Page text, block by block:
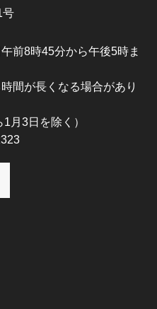
号
前8時45分から午後5時ま
間が長くなる場合があり
月3日を除く）